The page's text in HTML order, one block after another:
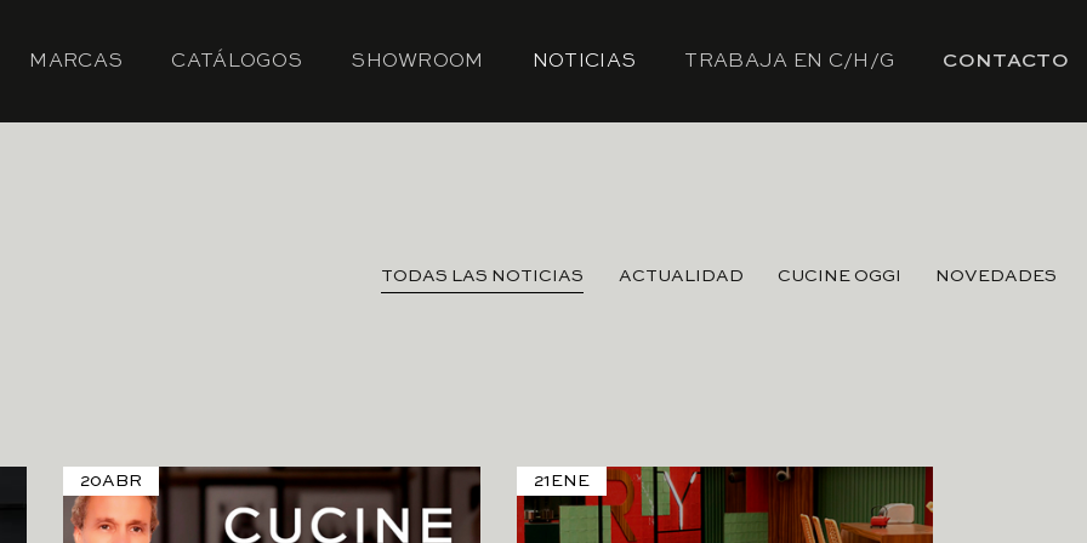
MARCAS CATÁLOGOS SHOWROOM NOTICIAS TRABAJA EN C/H/G CONTACTO
TODAS LAS NOTICIAS ACTUALIDAD CUCINE OGGI NOVEDADES
20ABR 21 ENE